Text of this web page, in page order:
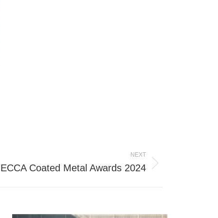
NEXT
ECCA Coated Metal Awards 2024